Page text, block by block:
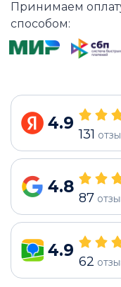
Принимаем
способом:
4.9
131
4.8
87
4.9
62